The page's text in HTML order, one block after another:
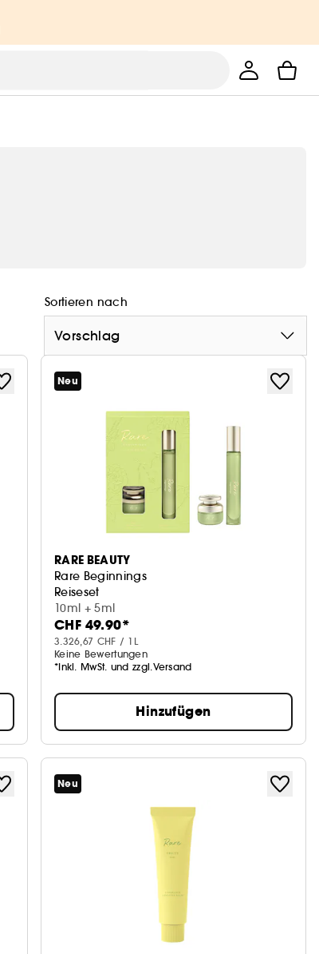
Sortieren nach
Vorschlag
Neu
RARE BEAUTY
Rare Beginnings
Reiseset
10ml + 5ml
CHF 49.90*
3.326,67 CHF / 1L
Keine Bewertungen
*Inkl. MwSt. und zzgl.Versand
Hinzufügen
Neu